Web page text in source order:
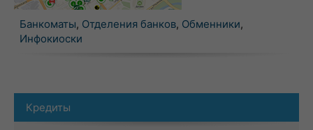
Банкоматы, Отделения банков, Обменники,
Инфокиоски
Кредиты